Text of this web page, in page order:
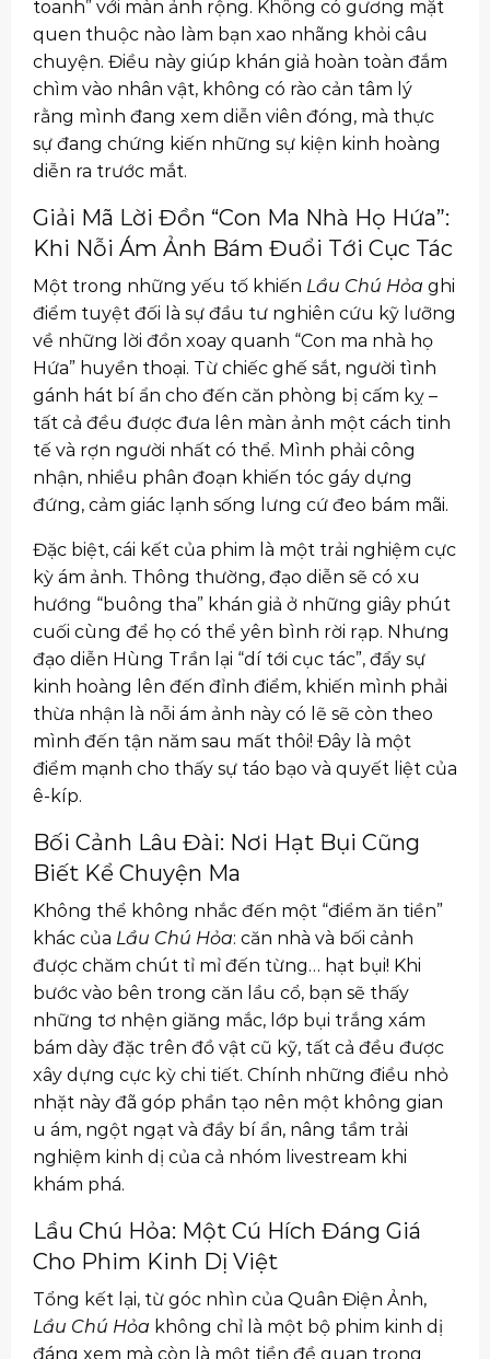
toanh” với màn ảnh rộng. Không có gương mặt
quen thuộc nào làm bạn xao nhãng khỏi câu
chuyện. Điều này giúp khán giả hoàn toàn đắm
chìm vào nhân vật, không có rào cản tâm lý
rằng mình đang xem diễn viên đóng, mà thực
sự đang chứng kiến những sự kiện kinh hoàng
diễn ra trước mắt.
Giải Mã Lời Đồn “Con Ma Nhà Họ Hứa”:
Khi Nỗi Ám Ảnh Bám Đuổi Tới Cục Tác
Một trong những yếu tố khiến Lầu Chú Hỏa ghi
điểm tuyệt đối là sự đầu tư nghiên cứu kỹ lưỡng
về những lời đồn xoay quanh “Con ma nhà họ
Hứa” huyền thoại. Từ chiếc ghế sắt, người tình
gánh hát bí ẩn cho đến căn phòng bị cấm kỵ –
tất cả đều được đưa lên màn ảnh một cách tinh
tế và rợn người nhất có thể. Mình phải công
nhận, nhiều phân đoạn khiến tóc gáy dựng
đứng, cảm giác lạnh sống lưng cứ đeo bám mãi.
Đặc biệt, cái kết của phim là một trải nghiệm cực
kỳ ám ảnh. Thông thường, đạo diễn sẽ có xu
hướng “buông tha” khán giả ở những giây phút
cuối cùng để họ có thể yên bình rời rạp. Nhưng
đạo diễn Hùng Trần lại “dí tới cục tác”, đẩy sự
kinh hoàng lên đến đỉnh điểm, khiến mình phải
thừa nhận là nỗi ám ảnh này có lẽ sẽ còn theo
mình đến tận năm sau mất thôi! Đây là một
điểm mạnh cho thấy sự táo bạo và quyết liệt của
ê-kíp.
Bối Cảnh Lâu Đài: Nơi Hạt Bụi Cũng
Biết Kể Chuyện Ma
Không thể không nhắc đến một “điểm ăn tiền”
khác của Lầu Chú Hỏa: căn nhà và bối cảnh
được chăm chút tỉ mỉ đến từng… hạt bụi! Khi
bước vào bên trong căn lầu cổ, bạn sẽ thấy
những tơ nhện giăng mắc, lớp bụi trắng xám
bám dày đặc trên đồ vật cũ kỹ, tất cả đều được
xây dựng cực kỳ chi tiết. Chính những điều nhỏ
nhặt này đã góp phần tạo nên một không gian
u ám, ngột ngạt và đầy bí ẩn, nâng tầm trải
nghiệm kinh dị của cả nhóm livestream khi
khám phá.
Lầu Chú Hỏa: Một Cú Hích Đáng Giá
Cho Phim Kinh Dị Việt
Tổng kết lại, từ góc nhìn của Quân Điện Ảnh,
Lầu Chú Hỏa không chỉ là một bộ phim kinh dị
đáng xem mà còn là một tiền đề quan trọng